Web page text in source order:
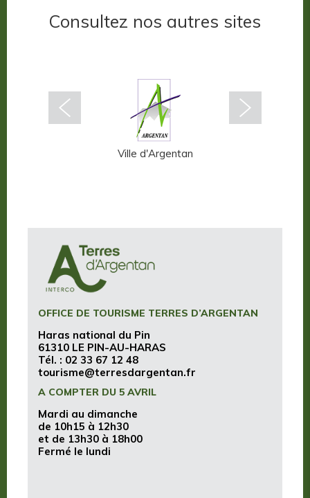
Consultez nos autres sites
Ville d'Argentan
OFFICE DE TOURISME TERRES D’ARGENTAN
Haras national du Pin
61310 LE PIN-AU-HARAS
Tél. : 02 33 67 12 48
tourisme@terresdargentan.fr
A COMPTER DU 5 AVRIL
Mardi au dimanche
de 10h15 à 12h30
et de 13h30 à 18h00
Fermé le lundi